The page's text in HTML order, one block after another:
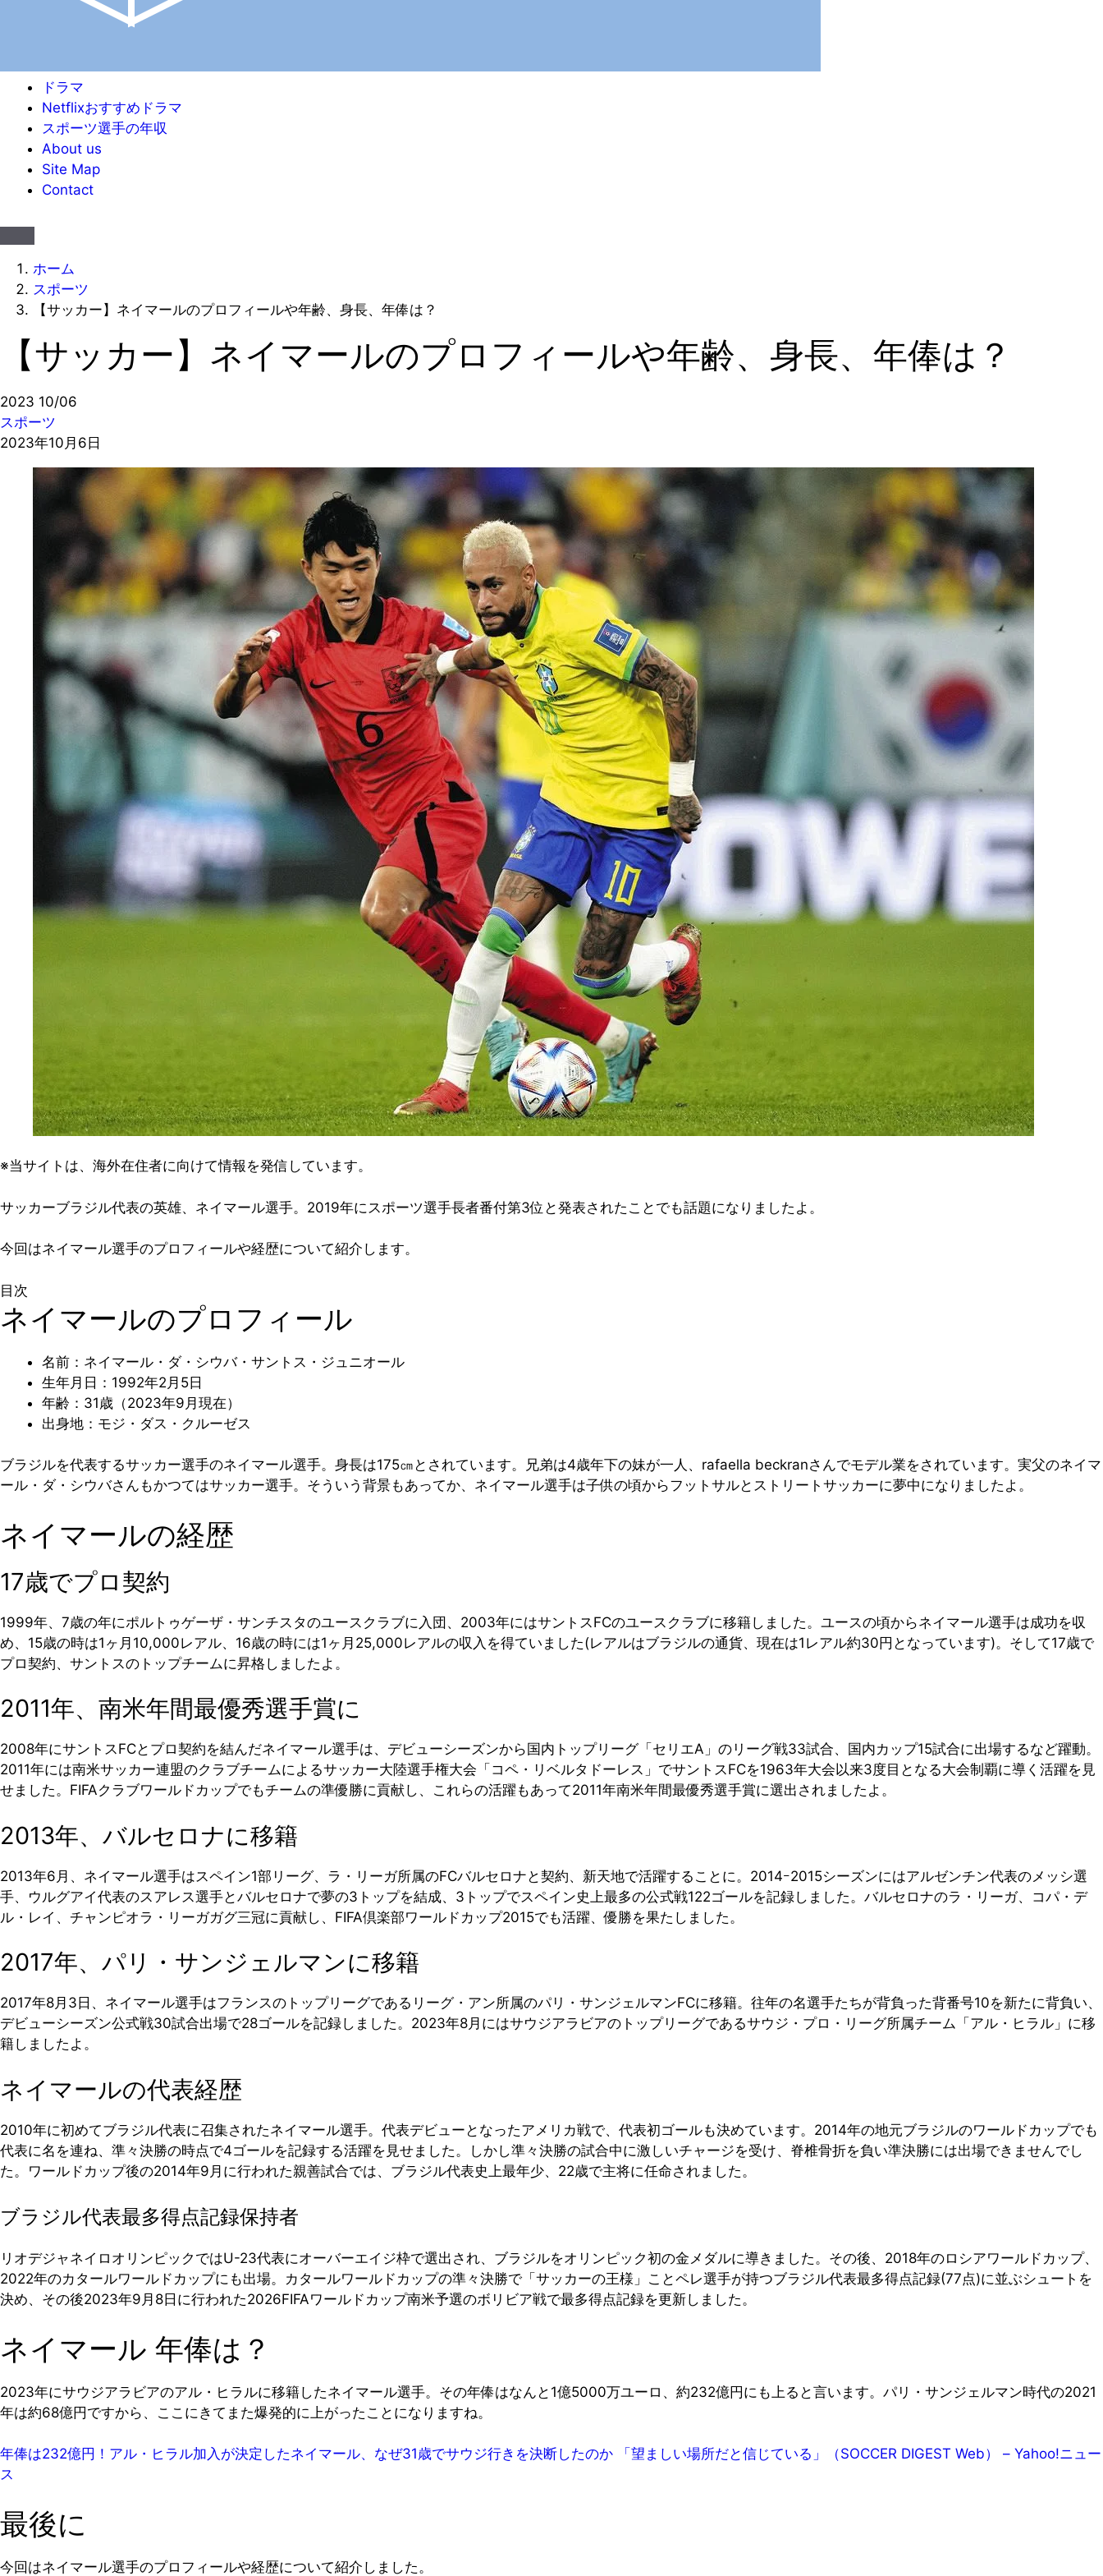
ドラマ
Netflixおすすめドラマ
スポーツ選手の年収
About us
Site Map
Contact
ホーム
スポーツ
【サッカー】ネイマールのプロフィールや年齢、身長、年俸は？
【サッカー】ネイマールのプロフィールや年齢、身長、年俸は？
2023 10/06
スポーツ
2023年10月6日
※当サイトは、海外在住者に向けて情報を発信しています。
サッカーブラジル代表の英雄、ネイマール選手。2019年にスポーツ選手長者番付第3位と発表されたことでも話題になりましたよ。
今回はネイマール選手のプロフィールや経歴について紹介します。
目次
ネイマールのプロフィール
名前：ネイマール・ダ・シウバ・サントス・ジュニオール
生年月日：1992年2月5日
年齢：31歳（2023年9月現在）
出身地：モジ・ダス・クルーゼス
ブラジルを代表するサッカー選手のネイマール選手。身長は175㎝とされています。兄弟は4歳年下の妹が一人、rafaella beckranさんでモデル業をされています。実父のネイマ
ール・ダ・シウバさんもかつてはサッカー選手。そういう背景もあってか、ネイマール選手は子供の頃からフットサルとストリートサッカーに夢中になりましたよ。
ネイマールの経歴
17歳でプロ契約
1999年、7歳の年にポルトゥゲーザ・サンチスタのユースクラブに入団、2003年にはサントスFCのユースクラブに移籍しました。ユースの頃からネイマール選手は成功を収
め、15歳の時は1ヶ月10,000レアル、16歳の時には1ヶ月25,000レアルの収入を得ていました(レアルはブラジルの通貨、現在は1レアル約30円となっています)。そして17歳で
プロ契約、サントスのトップチームに昇格しましたよ。
2011年、南米年間最優秀選手賞に
2008年にサントスFCとプロ契約を結んだネイマール選手は、デビューシーズンから国内トップリーグ「セリエA」のリーグ戦33試合、国内カップ15試合に出場するなど躍動。
2011年には南米サッカー連盟のクラブチームによるサッカー大陸選手権大会「コペ・リベルタドーレス」でサントスFCを1963年大会以来3度目となる大会制覇に導く活躍を見
せました。FIFAクラブワールドカップでもチームの準優勝に貢献し、これらの活躍もあって2011年南米年間最優秀選手賞に選出されましたよ。
2013年、バルセロナに移籍
2013年6月、ネイマール選手はスペイン1部リーグ、ラ・リーガ所属のFCバルセロナと契約、新天地で活躍することに。2014ｰ2015シーズンにはアルゼンチン代表のメッシ選
手、ウルグアイ代表のスアレス選手とバルセロナで夢の3トップを結成、3トップでスペイン史上最多の公式戦122ゴールを記録しました。バルセロナのラ・リーガ、コパ・デ
ル・レイ、チャンピオラ・リーガガグ三冠に貢献し、FIFA倶楽部ワールドカップ2015でも活躍、優勝を果たしました。
2017年、パリ・サンジェルマンに移籍
2017年8月3日、ネイマール選手はフランスのトップリーグであるリーグ・アン所属のパリ・サンジェルマンFCに移籍。往年の名選手たちが背負った背番号10を新たに背負い、
デビューシーズン公式戦30試合出場で28ゴールを記録しました。2023年8月にはサウジアラビアのトップリーグであるサウジ・プロ・リーグ所属チーム「アル・ヒラル」に移
籍しましたよ。
ネイマールの代表経歴
2010年に初めてブラジル代表に召集されたネイマール選手。代表デビューとなったアメリカ戦で、代表初ゴールも決めています。2014年の地元ブラジルのワールドカップでも
代表に名を連ね、準々決勝の時点で4ゴールを記録する活躍を見せました。しかし準々決勝の試合中に激しいチャージを受け、脊椎骨折を負い準決勝には出場できませんでし
た。ワールドカップ後の2014年9月に行われた親善試合では、ブラジル代表史上最年少、22歳で主将に任命されました。
ブラジル代表最多得点記録保持者
リオデジャネイロオリンピックではU-23代表にオーバーエイジ枠で選出され、ブラジルをオリンピック初の金メダルに導きました。その後、2018年のロシアワールドカップ、
2022年のカタールワールドカップにも出場。カタールワールドカップの準々決勝で「サッカーの王様」ことペレ選手が持つブラジル代表最多得点記録(77点)に並ぶシュートを
決め、その後2023年9月8日に行われた2026FIFAワールドカップ南米予選のボリビア戦で最多得点記録を更新しました。
ネイマール 年俸は？
2023年にサウジアラビアのアル・ヒラルに移籍したネイマール選手。その年俸はなんと1億5000万ユーロ、約232億円にも上ると言います。パリ・サンジェルマン時代の2021
年は約68億円ですから、ここにきてまた爆発的に上がったことになりますね。
年俸は232億円！アル・ヒラル加入が決定したネイマール、なぜ31歳でサウジ行きを決断したのか 「望ましい場所だと信じている」（SOCCER DIGEST Web） – Yahoo!ニュー
ス
最後に
今回はネイマール選手のプロフィールや経歴について紹介しました。